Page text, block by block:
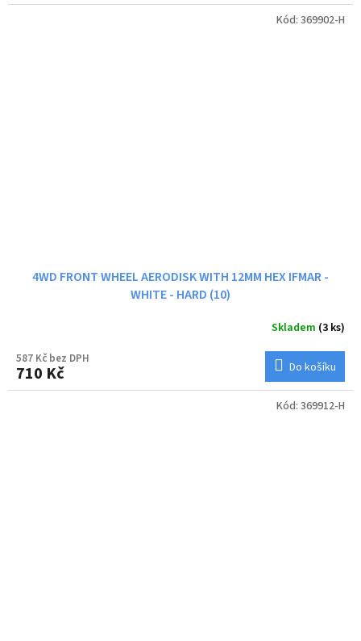
4WD FRONT WHEEL AERODISK WITH 12MM HEX IFMAR -
WHITE - HARD (10)
Skladem (3 ks)
587 Kč bez DPH
710 Kč Do košíku
Kód: 369902-H
Kód: 369912-H